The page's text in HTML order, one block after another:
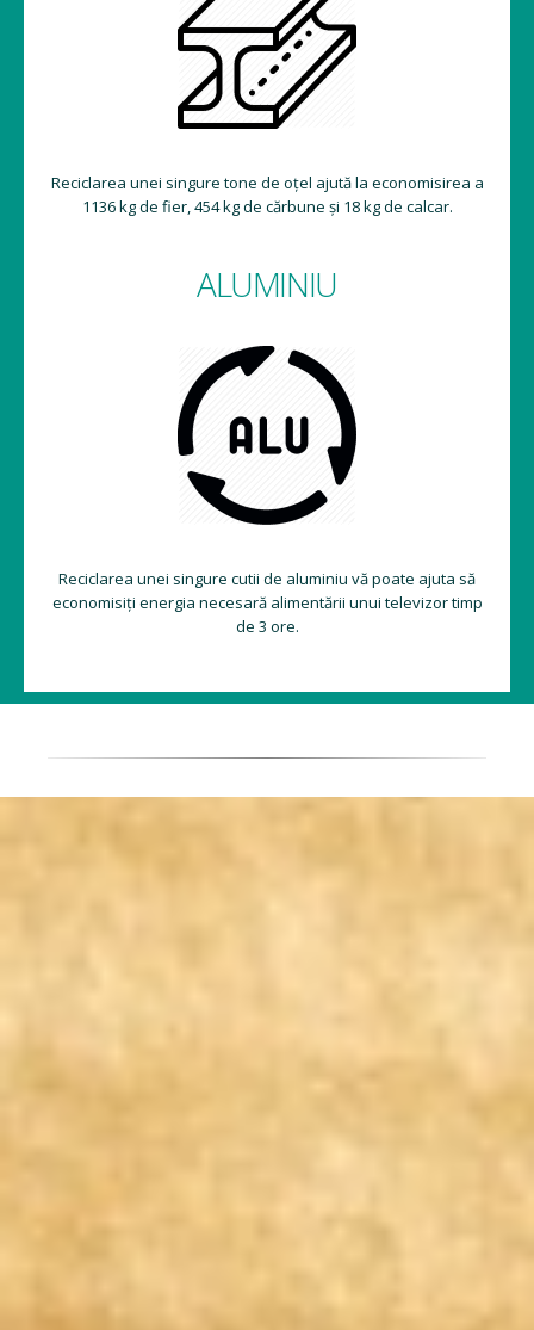
Reciclarea unei singure tone de oțel ajută la economisirea a
1136 kg de fier, 454 kg de cărbune și 18 kg de calcar.
ALUMINIU
Reciclarea unei singure cutii de aluminiu vă poate ajuta să
economisiți energia necesară alimentării unui televizor timp
de 3 ore.